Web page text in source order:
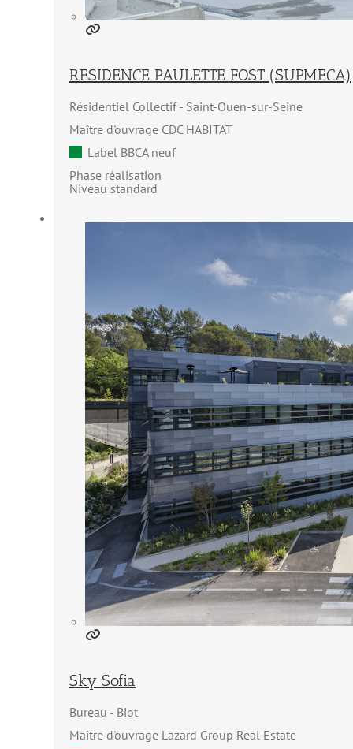
RESIDENCE PAULETTE FOST (SUPMECA)
Résidentiel Collectif
Saint-Ouen-sur-Seine
Maître d'ouvrage CDC HABITAT
Label BBCA neuf
Phase réalisation
Niveau standard
Sky Sofia
Bureau
Biot
Maître d'ouvrage Lazard Group Real Estate